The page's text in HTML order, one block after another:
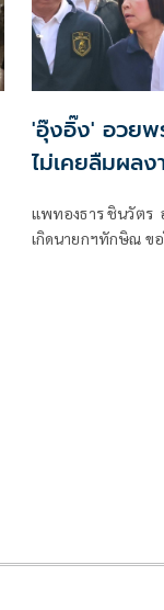
'อุ๊งอิ๊ง' อวย
ไม่เคยลืมผลง
แพทองธาร ชินวัตร
เกิดนายกฯทักษิณ ข